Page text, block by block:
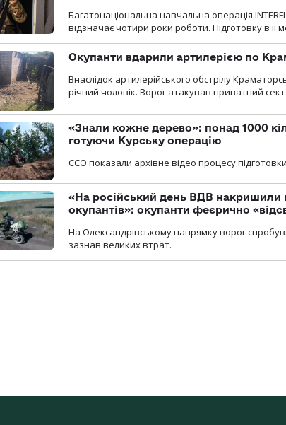
Багатонаціональна навчальна операція
відзначає чотири роки роботи. Підготовку в її
Окупанти вдарили артилерією по
Внаслідок артилерійського обстрілу
річний чоловік. Ворог атакував приватний
«Знали кожне дерево»: понад 1000
готуючи Курську операцію
ССО показали архівне відео процесу
«На російський день ВДВ накришили
окупантів»: окупанти феєрично
На Олександрівському напрямку ворог
зазнав великих втрат.